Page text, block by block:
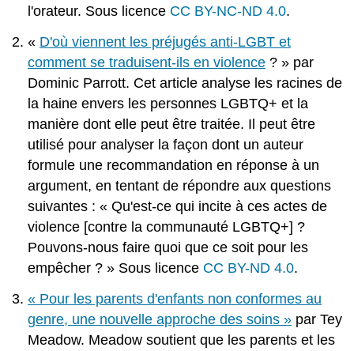
supplémentaires
licence
l'orateur. Sous licence CC BY-NC-ND 4.0.
« D'où viennent les préjugés anti-LGBT et
comment se traduisent-ils en violence ? » par
Dominic Parrott. Cet article analyse les racines de
la haine envers les personnes LGBTQ+ et la
manière dont elle peut être traitée. Il peut être
utilisé pour analyser la façon dont un auteur
formule une recommandation en réponse à un
argument, en tentant de répondre aux questions
suivantes : « Qu'est-ce qui incite à ces actes de
violence [contre la communauté LGBTQ+] ?
Pouvons-nous faire quoi que ce soit pour les
empêcher ? » Sous licence CC BY-ND 4.0.
« Pour les parents d'enfants non conformes au
genre, une nouvelle approche des soins » par Tey
Meadow. Meadow soutient que les parents et les